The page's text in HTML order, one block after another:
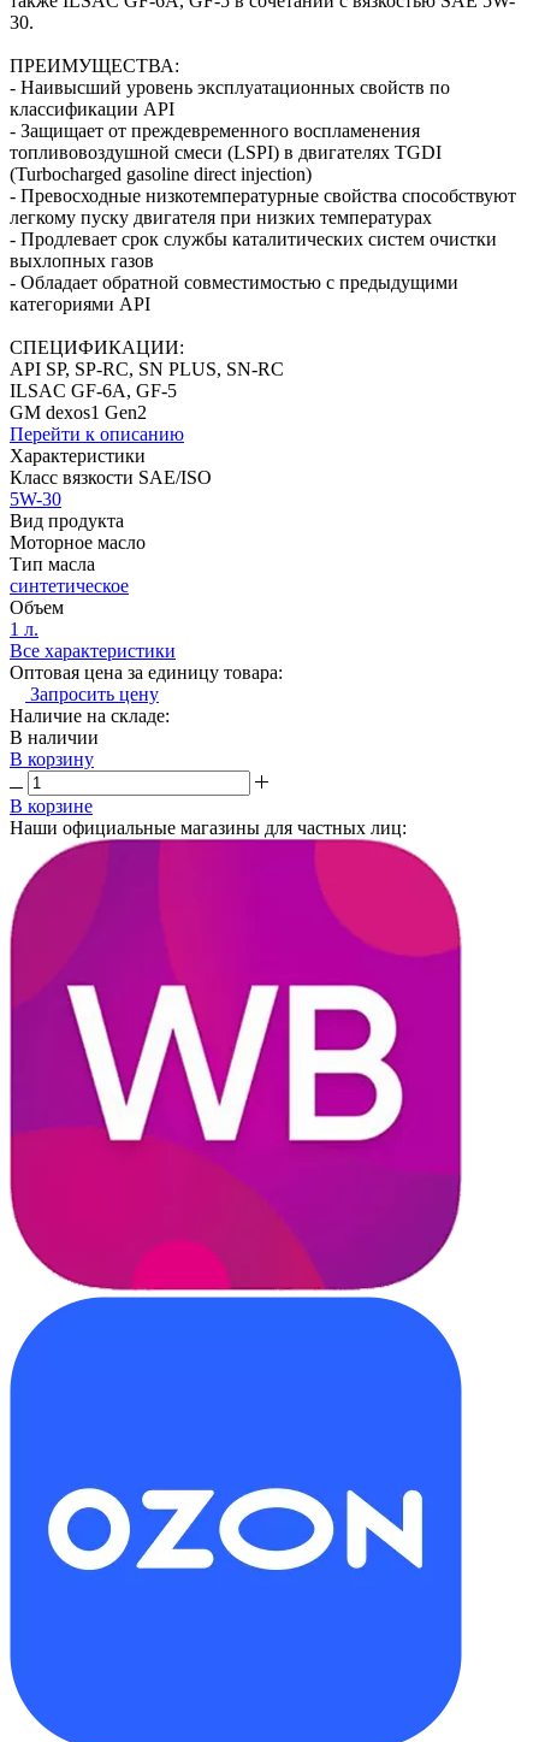
30.
ПРЕИМУЩЕСТВА:
- Наивысший уровень эксплуатационных свойств по
классификации API
- Защищает от преждевременного воспламенения
топливовоздушной смеси (LSPI) в двигателях TGDI
(Turbocharged gasoline direct injection)
- Превосходные низкотемпературные свойства способствуют
легкому пуску двигателя при низких температурах
- Продлевает срок службы каталитических систем очистки
выхлопных газов
- Обладает обратной совместимостью с предыдущими
категориями API
СПЕЦИФИКАЦИИ:
API SP, SP-RC, SN PLUS, SN-RC
ILSAC GF-6A, GF-5
GM dexos1 Gen2
Перейти к описанию
Характеристики
Класс вязкости SAE/ISO
5W-30
Вид продукта
Моторное масло
Тип масла
синтетическое
Объем
1 л.
Все характеристики
Оптовая цена за единицу товара:
Запросить цену
Наличие на складе:
В наличии
В корзину
В корзине
Наши официальные магазины для частных лиц: